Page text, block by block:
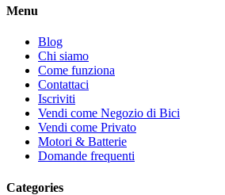
Menu
Blog
Chi siamo
Come funziona
Contattaci
Iscriviti
Vendi come Negozio di Bici
Vendi come Privato
Motori & Batterie
Domande frequenti
Categories